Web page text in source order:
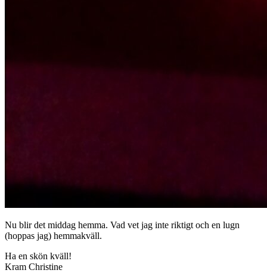
Nu blir det middag hemma. Vad vet jag inte riktigt och en lugn
(hoppas jag) hemmakväll.
Ha en skön kväll!
Kram Christine